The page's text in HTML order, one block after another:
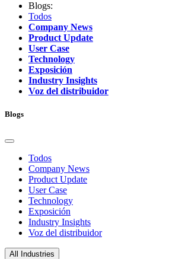
Blogs:
Todos
Company News
Product Update
User Case
Technology
Exposición
Industry Insights
Voz del distribuidor
Blogs
Todos
Company News
Product Update
User Case
Technology
Exposición
Industry Insights
Voz del distribuidor
All Industries